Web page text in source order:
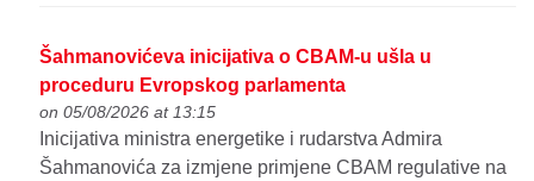
Šahmanovićeva inicijativa o CBAM-u ušla u
proceduru Evropskog parlamenta
on 05/08/2026 at 13:15
Inicijativa ministra energetike i rudarstva Admira
Šahmanovića za izmjene primjene CBAM regulative na